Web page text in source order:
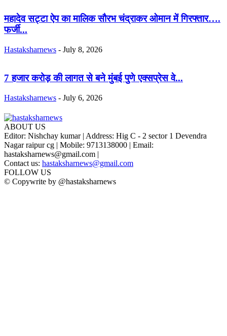
महादेव सट्टा ऐप का मालिक सौरभ चंद्राकर ओमान में गिरफ्तार….
फर्जी...
Hastaksharnews - July 8, 2026
7 हजार करोड़ की लागत से बने मुंबई पुणे एक्सप्रेस वे...
Hastaksharnews - July 6, 2026
ABOUT US
Editor: Nishchay kumar | Address: Hig C - 2 sector 1 Devendra
Nagar raipur cg | Mobile: 9713138000 | Email:
hastaksharnews@gmail.com |
Contact us: hastaksharnews@gmail.com
FOLLOW US
© Copywrite by @hastaksharnews